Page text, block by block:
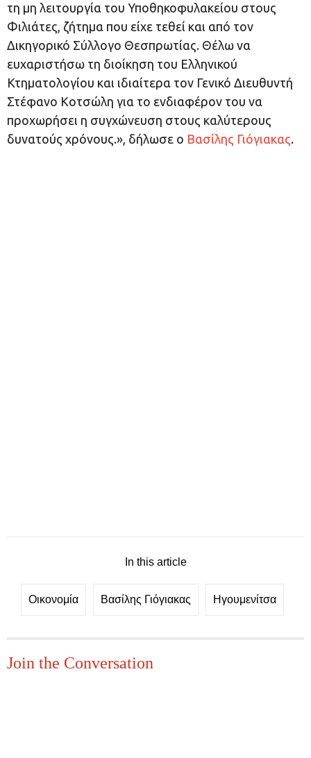
τη μη λειτουργία του Υποθηκοφυλακείου στους
Φιλιάτες, ζήτημα που είχε τεθεί και από τον
Δικηγορικό Σύλλογο Θεσπρωτίας. Θέλω να
ευχαριστήσω τη διοίκηση του Ελληνικού
Κτηματολογίου και ιδιαίτερα τον Γενικό Διευθυντή
Στέφανο Κοτσώλη για το ενδιαφέρον του να
προχωρήσει η συγχώνευση στους καλύτερους
δυνατούς χρόνους.», δήλωσε ο Βασίλης Γιόγιακας.
In this article
Οικονομία Βασίλης Γιόγιακας Ηγουμενίτσα
Join the Conversation